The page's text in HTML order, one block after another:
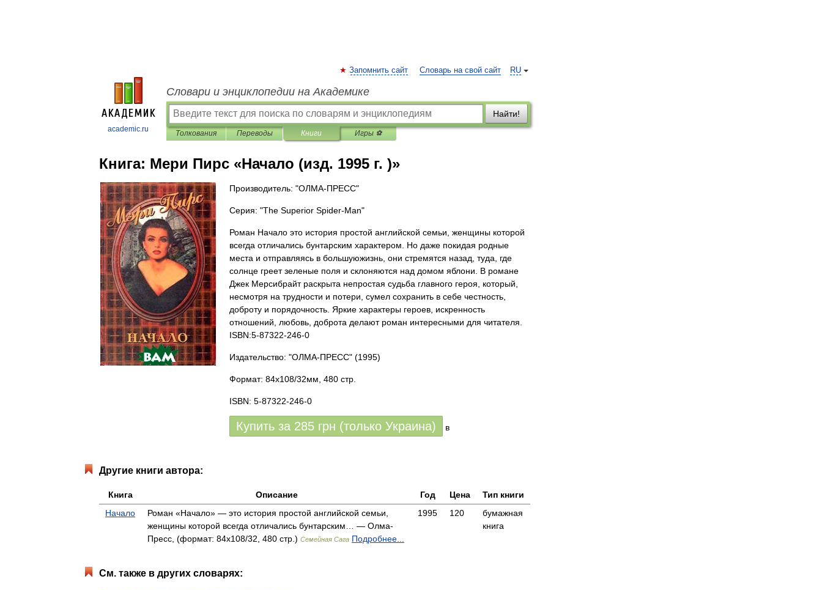
academic.ru
RU
Запомнить сайт Словарь на свой сайт
Словари и энциклопедии на Академике
Найти!
Толкования Переводы Книги Игры ⚽
Книга: Мери Пирс «Начало (изд. 1995 г. )»
Производитель: "ОЛМА-ПРЕСС"
Серия: "The Superior Spider-Man"
Роман Начало это история простой английской семьи, женщины которой
всегда отличались бунтарским характером. Но даже покидая родные
места и отправляясь в большуюжизнь, они стремятся назад, туда, где
солнце греет зеленые поля и склоняются над домом яблони. В романе
Джек Мерсибрайт раскрыта непростая судьба главного героя, который,
несмотря на трудности и потери, сумел сохранить в себе честность,
доброту и порядочность. Яркие характеры героев, искренность
отношений, любовь, доброта делают роман интересными для читателя.
ISBN:5-87322-246-0
Издательство: "ОЛМА-ПРЕСС" (1995)
Формат: 84x108/32мм, 480 стр.
ISBN: 5-87322-246-0
Купить за 285 грн (только Украина) в
Другие книги автора:
Книга Описание Год Цена
Тип книги
Начало
Роман «Начало» — это история простой английской семьи,
женщины которой всегда отличались бунтарским… — Олма-
Пресс, (формат: 84x108/32, 480 стр.) Семейная Сага Подробнее...
1995 120
бумажная
книга
См. также в других словарях: